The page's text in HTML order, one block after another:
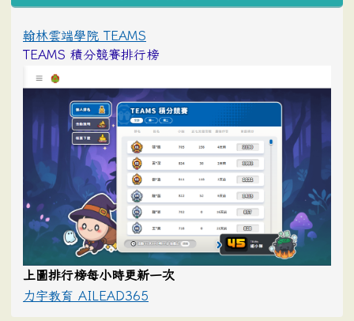
翰林雲端學院 TEAMS
TEAMS 積分競賽排行榜
上圖排行榜每小時更新一次
力宇教育 AILEAD365